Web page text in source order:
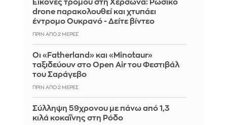
Εικόνες τρόμου στη Χερσώνα: Ρωσικό
drone παρακολουθεί και χτυπάει
έντρομο Ουκρανό - Δείτε βίντεο
ΠΡΙΝ ΑΠΌ 2 ΜΈΡΕΣ
Οι «Fatherland» και «Minotaur»
ταξιδεύουν στο Open Air του Φεστιβάλ
του Σαράγεβο
ΠΡΙΝ ΑΠΌ 2 ΜΈΡΕΣ
Σύλληψη 59χρονου με πάνω από 1,3
κιλά κοκαΐνης στη Ρόδο